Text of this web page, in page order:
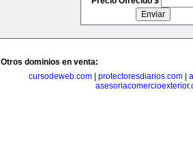
Otros dominios en venta:
cursodeweb.com
protectoresdiarios.com